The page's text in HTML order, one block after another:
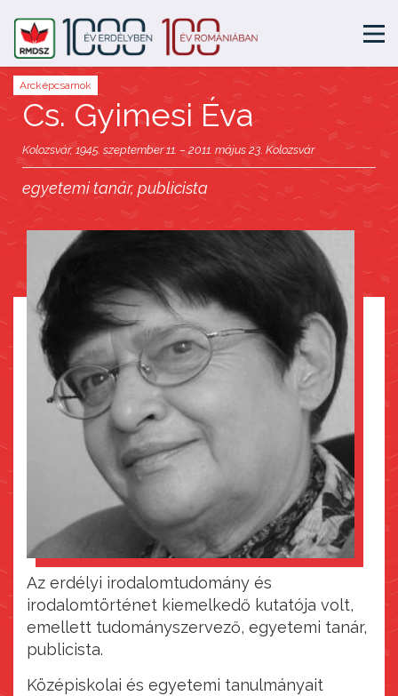
Cs. Gyimesi Éva
Arcképcsarnok
Kolozsvár, 1945. szeptember 11. – 2011. május 23. Kolozsvár
egyetemi tanár, publicista
Az erdélyi irodalomtudomány és
irodalomtörténet kiemelkedő kutatója volt,
emellett tudományszervező, egyetemi tanár,
publicista.
Középiskolai és egyetemi tanulmányait